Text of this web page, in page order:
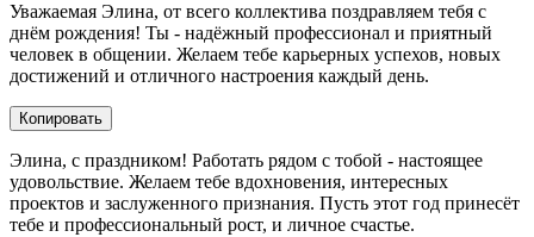
Уважаемая Элина, от всего коллектива поздравляем тебя с
днём рождения! Ты - надёжный профессионал и приятный
человек в общении. Желаем тебе карьерных успехов, новых
достижений и отличного настроения каждый день.
Копировать
Элина, с праздником! Работать рядом с тобой - настоящее
удовольствие. Желаем тебе вдохновения, интересных
проектов и заслуженного признания. Пусть этот год принесёт
тебе и профессиональный рост, и личное счастье.